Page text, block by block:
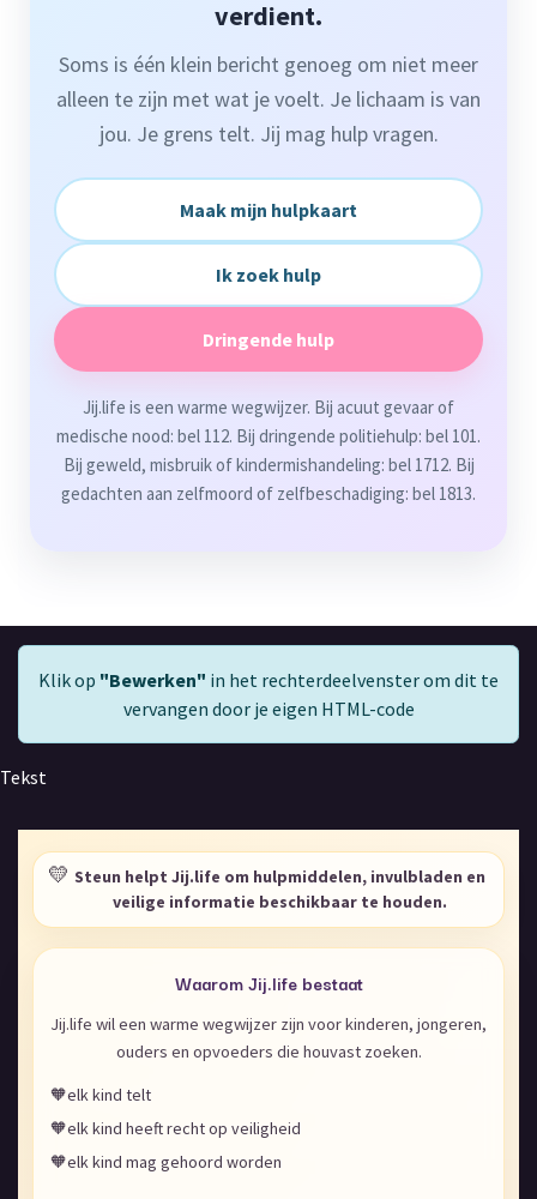
verdient.
Soms is één klein bericht genoeg om niet meer
alleen te zijn met wat je voelt. Je lichaam is van
jou. Je grens telt. Jij mag hulp vragen.
Maak mijn hulpkaart
Ik zoek hulp
Dringende hulp
Jij.life is een warme wegwijzer. Bij acuut gevaar of
medische nood: bel 112. Bij dringende politiehulp: bel 101.
Bij geweld, misbruik of kindermishandeling: bel 1712. Bij
gedachten aan zelfmoord of zelfbeschadiging: bel 1813.
Klik op "Bewerken" in het rechterdeelvenster om dit te
vervangen door je eigen HTML-code
Tekst
💛 Steun helpt Jij.life om hulpmiddelen, invulbladen en
veilige informatie beschikbaar te houden.
Waarom Jij.life bestaat
Jij.life wil een warme wegwijzer zijn voor kinderen, jongeren,
ouders en opvoeders die houvast zoeken.
🧡elk kind telt
🧡elk kind heeft recht op veiligheid
🧡elk kind mag gehoord worden